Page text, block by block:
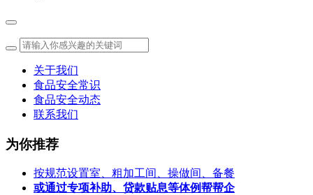
关于我们
食品安全常识
食品安全动态
联系我们
为你推荐
按规范设置室、粗加工间、操做间、备餐
或通过专项补助、贷款贴息等体例帮帮企